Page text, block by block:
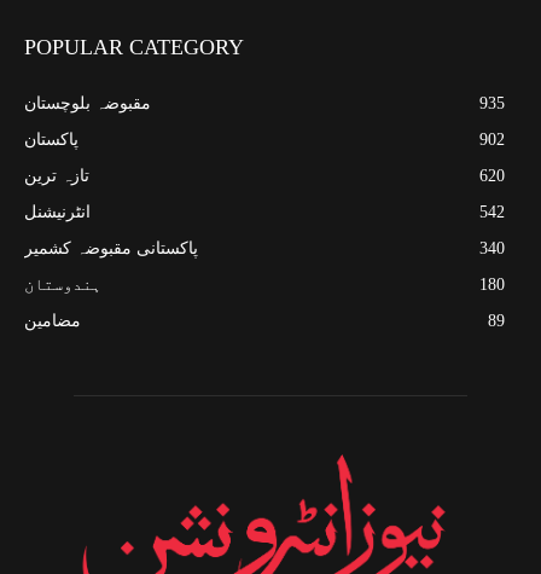
POPULAR CATEGORY
مقبوضہ بلوچستان
935
پاکستان
902
تازہ ترین
620
انٹرنیشنل
542
پاکستانی مقبوضہ کشمیر
340
ہندوستان
180
مضامین
89